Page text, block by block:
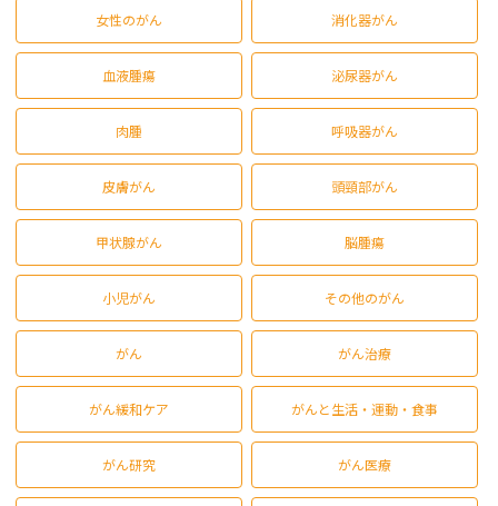
女性のがん 消化器がん
血液腫瘍 泌尿器がん
肉腫 呼吸器がん
皮膚がん 頭頸部がん
甲状腺がん 脳腫瘍
小児がん その他のがん
がん がん治療
がん緩和ケア がんと生活・運動・食事
がん研究 がん医療